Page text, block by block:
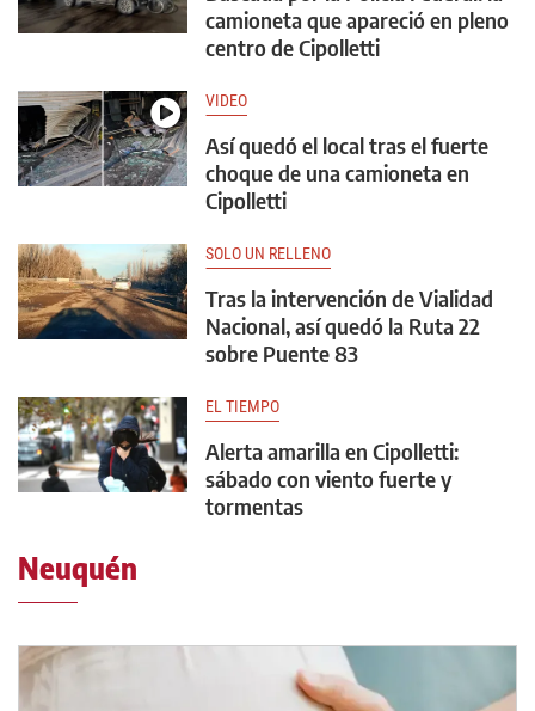
camioneta que apareció en pleno
centro de Cipolletti
VIDEO
Así quedó el local tras el fuerte
choque de una camioneta en
Cipolletti
SOLO UN RELLENO
Tras la intervención de Vialidad
Nacional, así quedó la Ruta 22
sobre Puente 83
EL TIEMPO
Alerta amarilla en Cipolletti:
sábado con viento fuerte y
tormentas
Neuquén